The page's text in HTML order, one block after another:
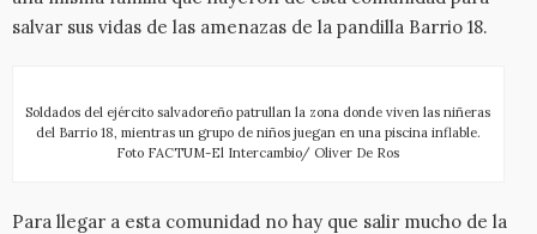
salvar sus vidas de las amenazas de la pandilla Barrio 18.
Soldados del ejército salvadoreño patrullan la zona donde viven las niñeras
del Barrio 18, mientras un grupo de niños juegan en una piscina inflable.
Foto FACTUM-El Intercambio/ Oliver De Ros
Para llegar a esta comunidad no hay que salir mucho de la